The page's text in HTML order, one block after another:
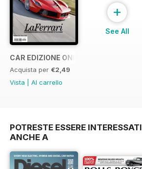
CAR EDIZIONE ONE OFF "LaFerrari"
Acquista per €2,49
Vista
Al carrello
+
See All
POTRESTE ESSERE INTERESSATI
ANCHE A